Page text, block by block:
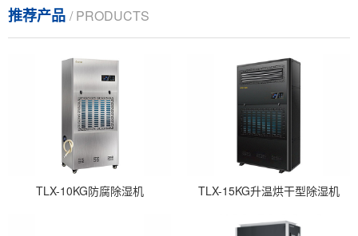
推荐产品 / PRODUCTS
TLX-10KG防腐除湿机 TLX-15KG升温烘干型除湿机